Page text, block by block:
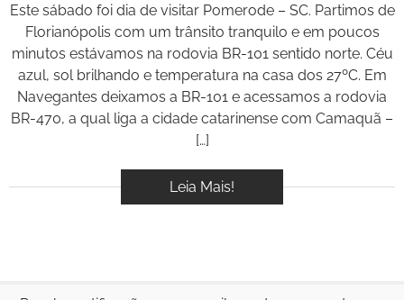
Este sábado foi dia de visitar Pomerode – SC. Partimos de
Florianópolis com um trânsito tranquilo e em poucos
minutos estávamos na rodovia BR-101 sentido norte. Céu
azul, sol brilhando e temperatura na casa dos 27ºC. Em
Navegantes deixamos a BR-101 e acessamos a rodovia
BR-470, a qual liga a cidade catarinense com Camaquã –
[…]
Leia Mais!